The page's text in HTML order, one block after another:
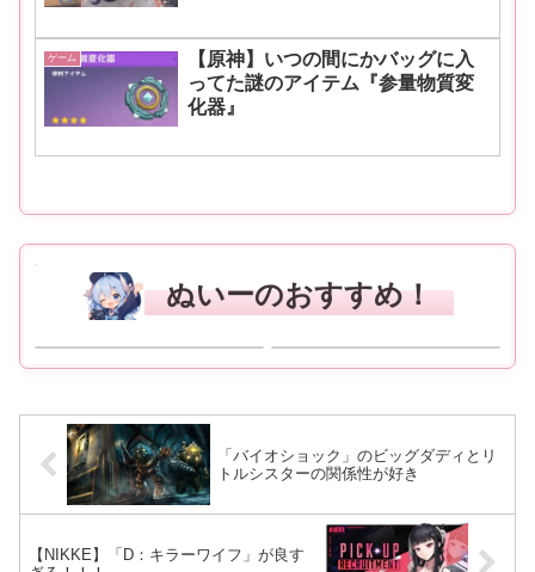
ゲーム
【原神】いつの間にかバッグに入
ってた謎のアイテム『参量物質変
化器』
ぬいーのおすすめ！
ニベアUV ディープ プロテクト & ケ
予防美容(日やけによるシミ・そばか
Amazon | TAMASHII NATIONS
ポイカプセルNo.9 ブルマのバイク 約
「バイオショック」のビッグダディとリ
トルシスターの関係性が好き
【NIKKE】「D：キラーワイフ」が良す